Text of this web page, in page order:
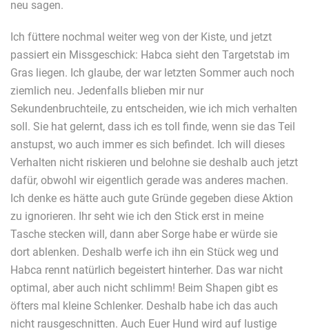
neu sagen.
Ich füttere nochmal weiter weg von der Kiste, und jetzt
passiert ein Missgeschick: Habca sieht den Targetstab im
Gras liegen. Ich glaube, der war letzten Sommer auch noch
ziemlich neu. Jedenfalls blieben mir nur
Sekundenbruchteile, zu entscheiden, wie ich mich verhalten
soll. Sie hat gelernt, dass ich es toll finde, wenn sie das Teil
anstupst, wo auch immer es sich befindet. Ich will dieses
Verhalten nicht riskieren und belohne sie deshalb auch jetzt
dafür, obwohl wir eigentlich gerade was anderes machen.
Ich denke es hätte auch gute Gründe gegeben diese Aktion
zu ignorieren. Ihr seht wie ich den Stick erst in meine
Tasche stecken will, dann aber Sorge habe er würde sie
dort ablenken. Deshalb werfe ich ihn ein Stück weg und
Habca rennt natürlich begeistert hinterher. Das war nicht
optimal, aber auch nicht schlimm! Beim Shapen gibt es
öfters mal kleine Schlenker. Deshalb habe ich das auch
nicht rausgeschnitten. Auch Euer Hund wird auf lustige